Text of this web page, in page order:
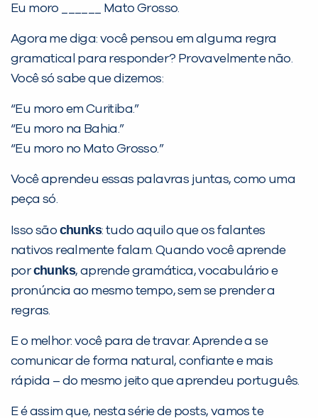
Eu moro ______ Mato Grosso.
Agora me diga: você pensou em alguma regra
gramatical para responder? Provavelmente não.
Você só sabe que dizemos:
“Eu moro em Curitiba.”
“Eu moro na Bahia.”
“Eu moro no Mato Grosso.”
Você aprendeu essas palavras juntas, como uma
peça só.
Isso são chunks: tudo aquilo que os falantes
nativos realmente falam. Quando você aprende
porchunks, aprende gramática, vocabulário e
pronúncia ao mesmo tempo, sem se prender a
regras.
E o melhor: você para de travar. Aprende a se
comunicar de forma natural, confiante e mais
rápida – do mesmo jeito que aprendeu português.
E é assim que, nesta série de posts, vamos te
PEÇA UMA DEMONSTRAÇÃO DE MÉTODO
Desculpe!
Não encontramos nenhuma unidade
inFlux nesta cidade ou bairro que
você digitou.